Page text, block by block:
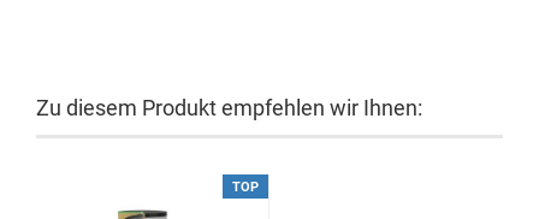
Zu diesem Produkt empfehlen wir Ihnen:
TOP